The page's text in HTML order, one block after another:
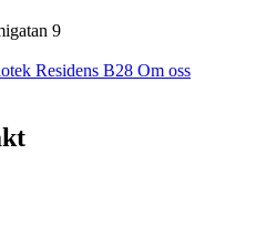
9
Residens B28 Om oss